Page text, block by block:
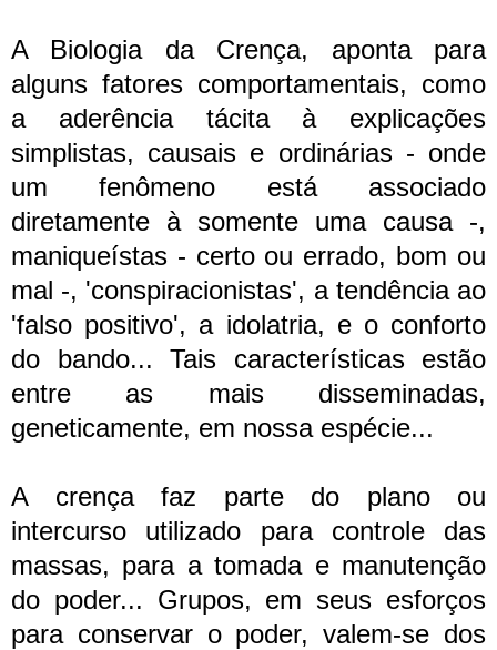
A Biologia da Crença, aponta para
alguns fatores comportamentais, como
a aderência tácita à explicações
simplistas, causais e ordinárias - onde
um fenômeno está associado
diretamente à somente uma causa -,
maniqueístas - certo ou errado, bom ou
mal -, 'conspiracionistas', a tendência ao
'falso positivo', a idolatria, e o conforto
do bando... Tais características estão
entre as mais disseminadas,
geneticamente, em nossa espécie...
A crença faz parte do plano ou
intercurso utilizado para controle das
massas, para a tomada e manutenção
do poder... Grupos, em seus esforços
para conservar o poder, valem-se dos